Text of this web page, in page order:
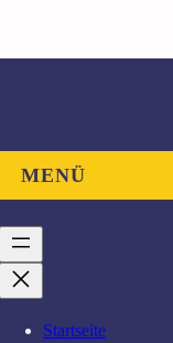
MENÜ
Startseite